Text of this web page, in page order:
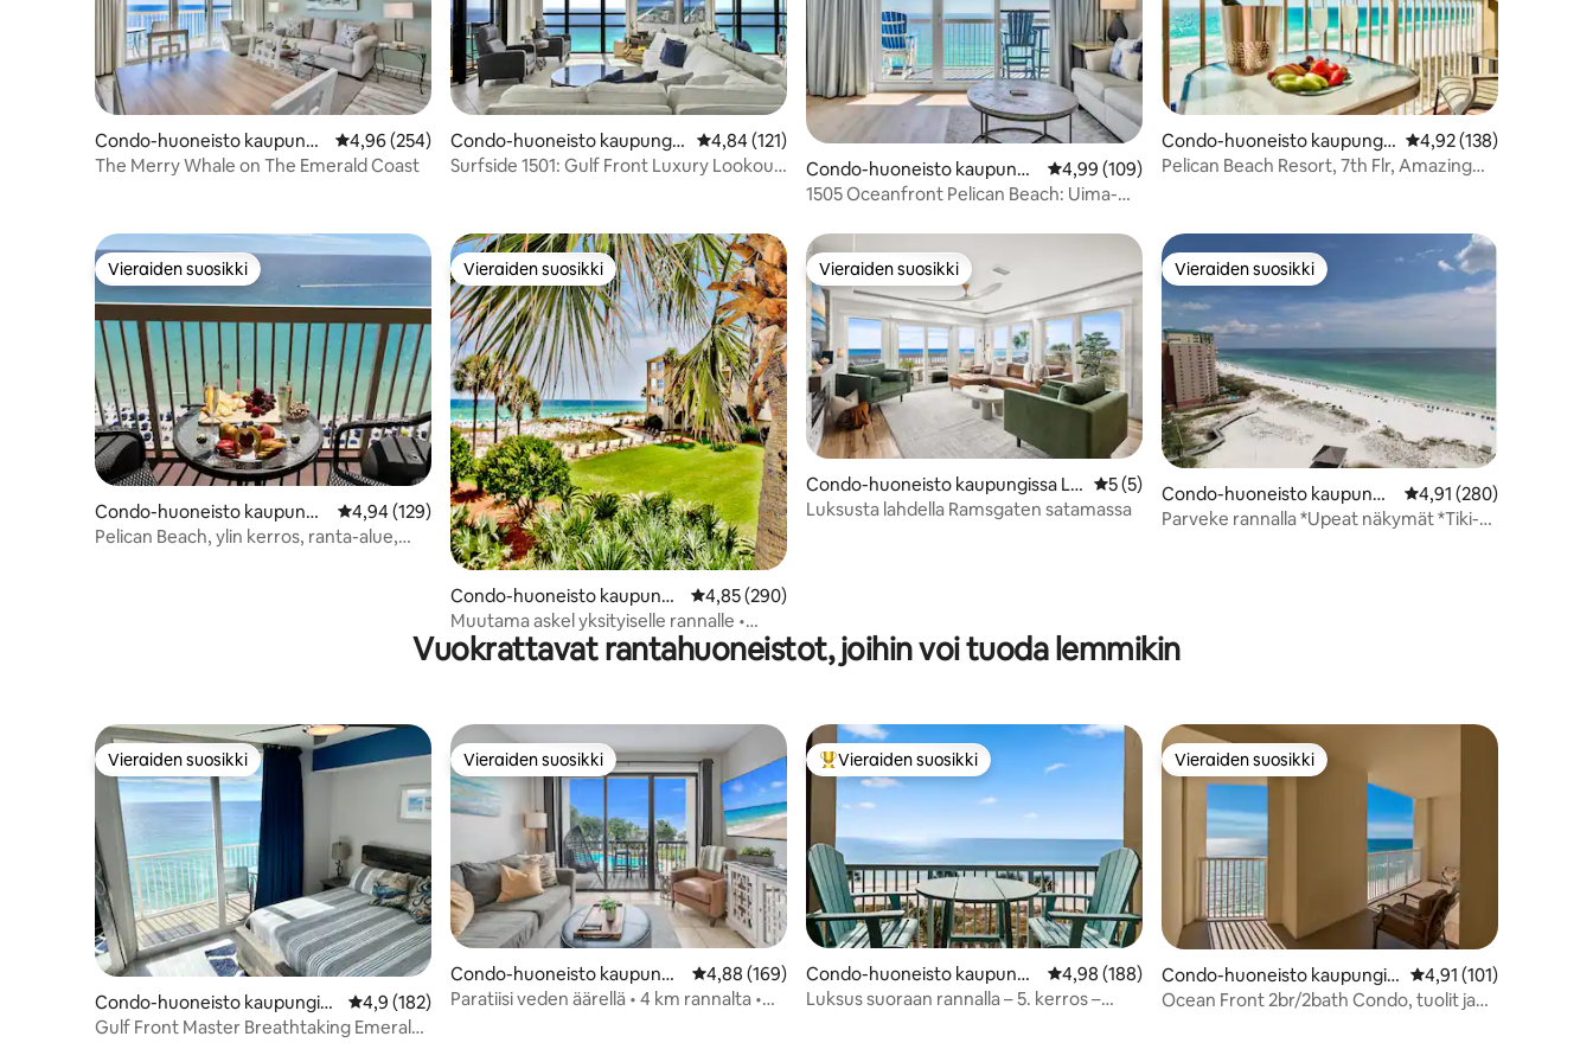
Condo-huoneisto kaupungi
ssa Destin
Keskimääräinen arvio 4,96/5, 254 arvostelua
4,96 (254)
The Merry Whale on The Emerald Coast
Condo-huoneisto kaupungis
sa Miramar Beach
Keskimääräinen arvio 4,84/5, 121 arvostelua
4,84 (121)
Surfside 1501: Gulf Front Luxury Lookout
Condo-huoneisto kaupungi
ssa Destin
Keskimääräinen arvio 4,99/5, 109 arvostelua
4,99 (109)
1505 Oceanfront Pelican Beach: Uima-
Condo-huoneisto kaupungis
sa Destin
Keskimääräinen arvio
4,92 (138)
Pelican Beach Resort, 7th Flr, Amazing
Vieraiden suosikki
Vieraiden suosikki
Condo-huoneisto kaupungis
sa Destin
Keskimääräinen arvio 4,94/5, 129 arvostelua
4,94 (129)
Pelican Beach, ylin kerros, ranta-alue,
Vieraiden suosikki
Vieraiden suosikki
Condo-huoneisto kaupungi
ssa Destin
Keskimääräinen arvio 4,85/5, 290 arvostelua
4,85 (290)
Muutama askel yksityiselle rannalle •
Näkymät lahdelle • Rantavarusteet
Vieraiden suosikki
Vieraiden suosikki
Condo-huoneisto kaupungissa La
guna Beach
Keskimääräinen arvio 5/5, 5 arvostelua
5 (5)
Luksusta lahdella Ramsgaten satamassa
Vieraiden suosikki
Vieraiden suosikki
Condo-huoneisto kaupungis
sa Destin
Keskimääräinen arvio
4,91 (280)
Parveke rannalla *Upeat näkymät *Tiki-
Vuokrattavat rantahuoneistot, joihin voi tuoda lemmikin
Vieraiden suosikki
Vieraiden suosikki
Condo-huoneisto kaupungiss
a Panama City Beach
Keskimääräinen arvio 4,9/5, 182 arvostelua
4,9 (182)
Gulf Front Master Breathtaking Emerald
Vieraiden suosikki
Vieraiden suosikki
Condo-huoneisto kaupungi
ssa Fort Walton Beach
Keskimääräinen arvio 4,88/5, 169 arvostelua
4,88 (169)
Paratiisi veden äärellä • 4 km rannalta •
Vieraiden suosikkien parhaimmistoa
Vieraiden suosikki
Condo-huoneisto kaupungi
ssa Panama City Beach
Keskimääräinen arvio 4,98/5, 188 arvostelua
4,98 (188)
Luksus suoraan rannalla – 5. kerros –
Vieraiden suosikki
Vieraiden suosikki
Condo-huoneisto kaupungis
sa Panama City Beach
Keskimääräinen arvio
4,91 (101)
Ocean Front 2br/2bath Condo, tuolit ja